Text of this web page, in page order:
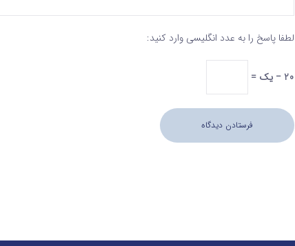
لطفا پاسخ را به عدد انگلیسی وارد کنید:
20 − یک =